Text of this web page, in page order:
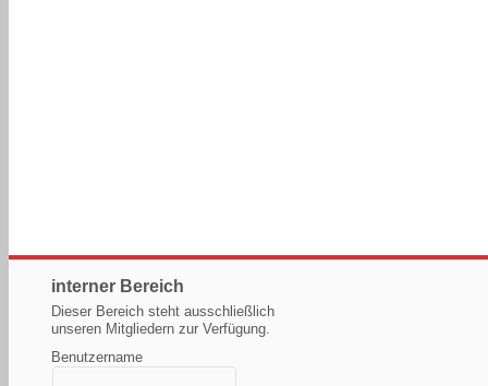
interner Bereich
Dieser Bereich steht ausschließlich
unseren Mitgliedern zur Verfügung.
Benutzername